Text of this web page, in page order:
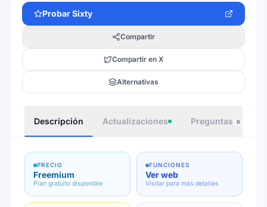
ProbarSixty
Compartir
Compartir en X
Alternativas
Descripción Actualizaciones Preguntas 6
PRECIO
Freemium
Plan gratuito disponible
FUNCIONES
Ver web
Visitar para más detalles